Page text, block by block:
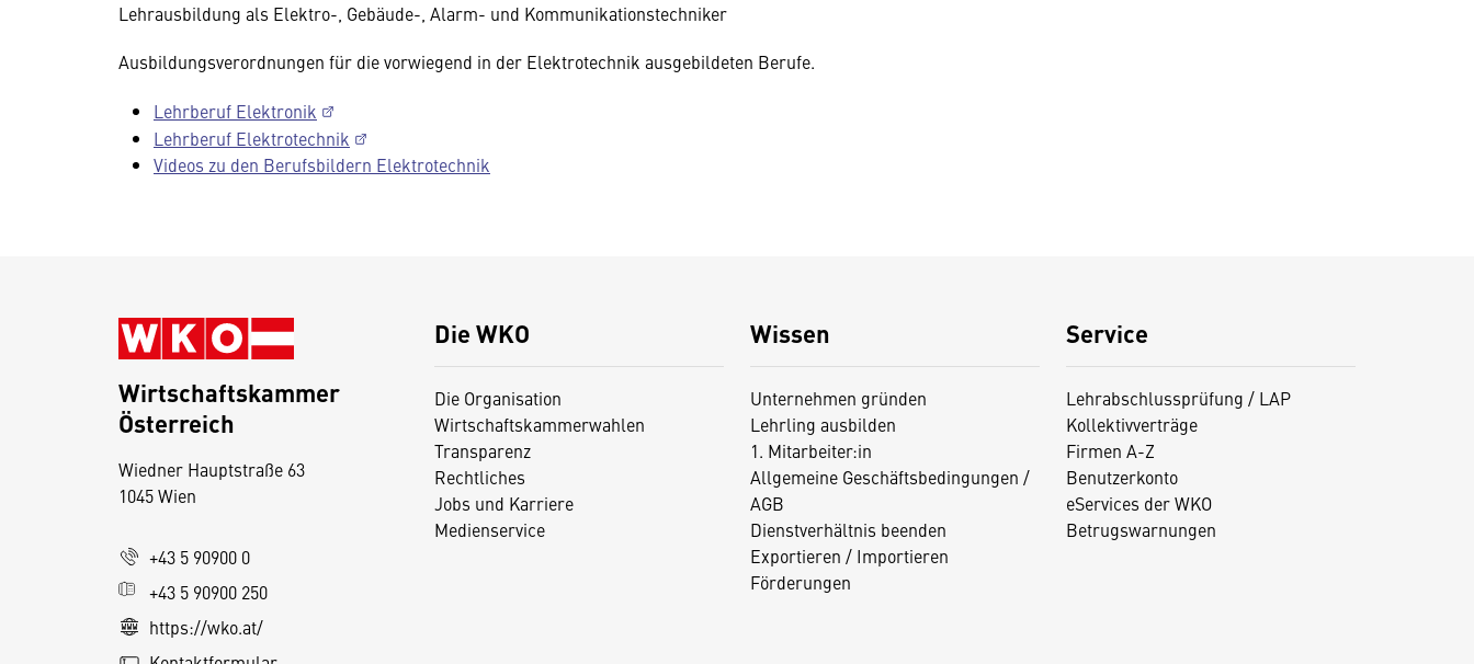
Lehrausbildung als Elektro-, Gebäude-, Alarm- und Kommunikationstechniker
Ausbildungsverordnungen für die vorwiegend in der Elektrotechnik ausgebildeten Berufe.
Lehrberuf Elektronik
Lehrberuf Elektrotechnik
Videos zu den Berufsbildern Elektrotechnik
Die WKO
Die Organisation
Wirtschaftskammerwahlen
Transparenz
Rechtliches
Jobs und Karriere
Medienservice
Wissen
Unternehmen gründen
Lehrling ausbilden
1. Mitarbeiter:in
Allgemeine Geschäftsbedingungen /
AGB
Dienstverhältnis beenden
Exportieren / Importieren
Förderungen
Service
Lehrabschlussprüfung / LAP
Kollektivverträge
Firmen A-Z
Benutzerkonto
eServices der WKO
Betrugswarnungen
Wirtschaftskammer
Österreich
Wiedner Hauptstraße 63
1045 Wien
+43 5 90900 0
+43 5 90900 250
https://wko.at/